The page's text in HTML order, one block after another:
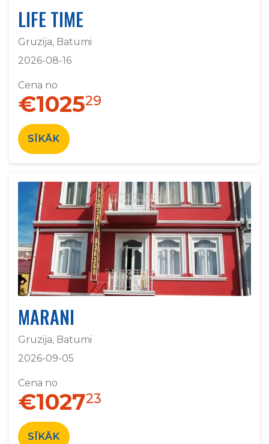
LIFE TIME
Gruzija, Batumi
2026-08-16
Cena no
€102529
SĪKĀK
MARANI
Gruzija, Batumi
2026-09-05
Cena no
€102723
SĪKĀK